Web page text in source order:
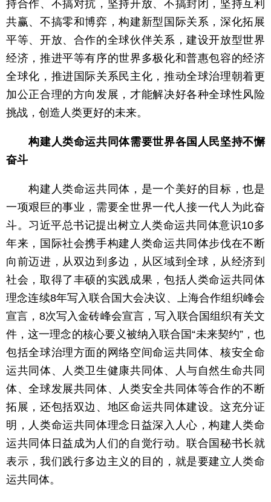
持合作、不搞对抗，坚持开放、不搞封闭，坚持互利
共赢、不搞零和博弈，构建新型国际关系，深化拓展
平等、开放、合作的全球伙伴关系，建设开放型世界
经济，推进平等有序的世界多极化和普惠包容的经济
全球化，推进国际关系民主化，推动全球治理朝着更
加公正合理的方向发展，才能解决好各种全球性风险
挑战，创造人类更好的未来。
构建人类命运共同体需要世界各国人民坚持不懈
奋斗
构建人类命运共同体，是一个美好的目标，也是
一项艰巨的事业，需要全世界一代人接一代人为此奋
斗。习近平总书记提出树立人类命运共同体意识10多
年来，国际社会携手构建人类命运共同体步伐在不断
向前迈进，从双边到多边，从区域到全球，从经济到
社会，取得了丰硕的实践成果，包括人类命运共同体
理念连续8年写入联合国大会决议、上海合作组织峰会
宣言，8次写入金砖峰会宣言，写入联合国组织有关文
件，这一理念的核心要义被纳入联合国“未来契约”，也
包括全球治理方面的网络空间命运共同体、核安全命
运共同体、人类卫生健康共同体、人与自然生命共同
体、全球发展共同体、人类安全共同体等合作的不断
拓展，还包括双边、地区命运共同体建设。这充分证
明，人类命运共同体理念日益深入人心，构建人类命
运共同体日益成为人们的自觉行动。联合国秘书长就
表示，我们践行多边主义的目的，就是要建立人类命
运共同体。